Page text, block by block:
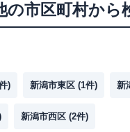
の市区町村から
) 新潟市東区 (1件) 新
新潟市西区 (2件)